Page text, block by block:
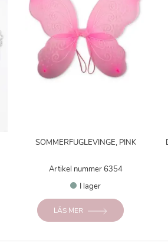
SOMMERFUGLEVINGE, PINK
Artikel nummer 6354
I lager
LÄS MER